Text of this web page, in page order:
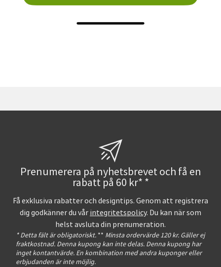
Prenumerera på nyhetsbrevet och få en
rabatt på 60 kr* *
Få exklusiva rabatter och designtips. Genom att registrera
dig godkänner du vår integritetspolicy. Du kan när som
helst avsluta din prenumeration.
* Detta fält är obligatoriskt. ** Minsta ordervärde 120 kr. Gäller ej
fraktkostnad. Denna kupong kan inte delas. Denna kupong har
inget kontantvärde. En kombination med andra kuponger eller
erbjudanden är inte möjlig.